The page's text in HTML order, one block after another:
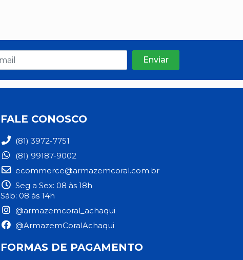
FALE CONOSCO
(81) 3972-7751
(81) 99187-9002
ecommerce@armazemcoral.com.br
Seg a Sex: 08 às 18h
Sáb: 08 às 14h
@armazemcoral_achaqui
@ArmazemCoralAchaqui
FORMAS DE PAGAMENTO